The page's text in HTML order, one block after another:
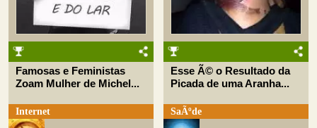
Famosas e Feministas
Zoam Mulher de Michel...
Internet
Esse Ã© o Resultado da
Picada de uma Aranha...
SaÃºde